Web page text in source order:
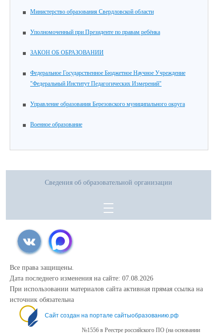
Министерство образования Свердловской области
Уполномоченный при Президенте по правам ребёнка
ЗАКОН ОБ ОБРАЗОВАНИИ
Федеральное Государственное Бюджетное Научное Учреждение
"Федеральный Институт Педагогических Измерений"
Управление образования Березовского муниципального округа
Военное образование
Сведения об образовательной организации
Все права защищены.
Дата последнего изменения на сайте: 07.08.2026
При использовании материалов сайта активная прямая ссылка на
источник обязательна
Сайт создан на портале сайтыобразованию.рф
№1556 в Реестре российского ПО (на основании